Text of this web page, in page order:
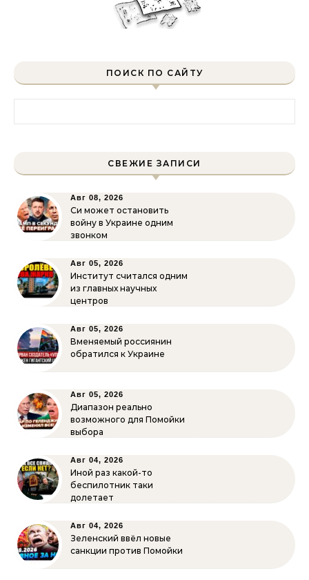
ПОИСК ПО САЙТУ
СВЕЖИЕ ЗАПИСИ
Авг 08, 2026
Си может остановить
войну в Украине одним
звонком
Авг 05, 2026
Институт считался одним
из главных научных
центров
Авг 05, 2026
Вменяемый россиянин
обратился к Украине
Авг 05, 2026
Диапазон реально
возможного для Помойки
выбора
Авг 04, 2026
Иной раз какой-то
беспилотник таки
долетает
Авг 04, 2026
Зеленский ввёл новые
санкции против Помойки